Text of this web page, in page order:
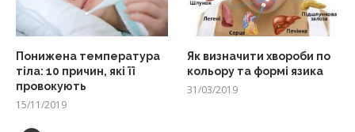
Понижена температура
тіла: 10 причин, які її
провокують
15/11/2019
Як визначити хвороби по
кольору та формі язика
31/03/2019